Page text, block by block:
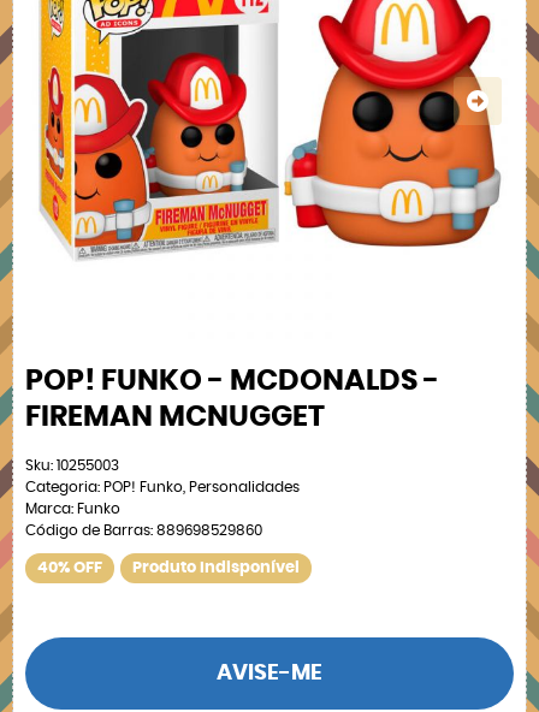
POP! FUNKO - MCDONALDS -
FIREMAN MCNUGGET
Sku: 10255003
Categoria: POP! Funko Personalidades
Marca: Funko
Código de Barras: 889698529860
40% OFF Produto Indisponível
AVISE-ME